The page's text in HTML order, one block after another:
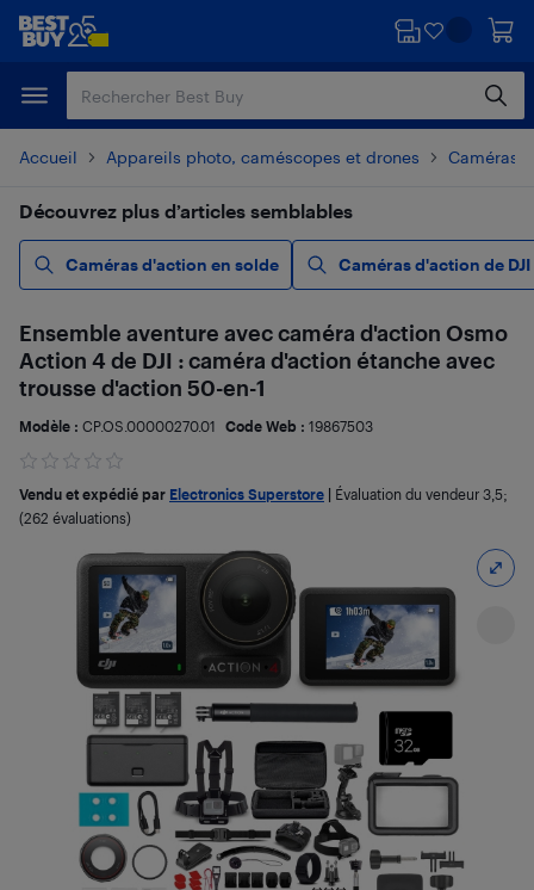
Passer
principal
Passer
Accueil Appareils photo, caméscopes et drones Caméras
Découvrez plus d’articles semblables
Caméras d'action en solde Caméras d'action de DJI
Ensemble aventure avec caméra d'action Osmo
Action 4 de DJI : caméra d'action étanche avec
trousse d'action 50-en-1
Modèle : CP.OS.00000270.01 Code Web : 19867503
Vendu et expédié par Electronics Superstore Évaluation du vendeur 3,5;
(262 évaluations)